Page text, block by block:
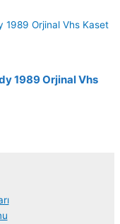
1989 Orjinal Vhs